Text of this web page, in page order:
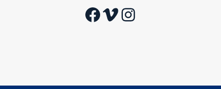
Facebook
VimeoInstagram